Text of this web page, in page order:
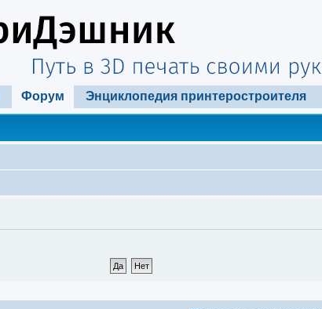
Форум Энциклопедия принтеростроителя